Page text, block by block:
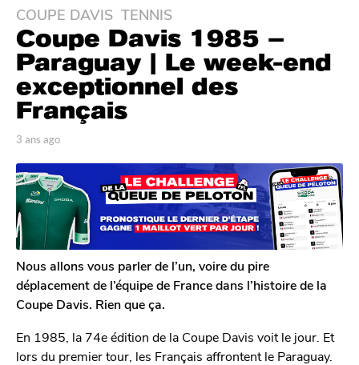
3
a
n
s
a
a
n
s
a
g
o
COUPE DAVIS ,TENNIS
Coupe Davis 1985 –
Paraguay | Le week-end
exceptionnel des
Français
p
r
T
o
m
G
a
l
e
r
o
3 ans ago
s
a
Nous allons vous parler de l’un, voire du pire
déplacement de l’équipe de France dans l’histoire de la
Coupe Davis. Rien que ça.
En 1985, la 74e édition de la Coupe Davis voit le jour. Et
lors du premier tour, les Français affrontent le Paraguay.